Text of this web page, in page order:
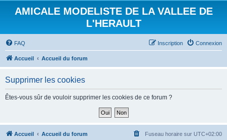
AMICALE MODELISTE DE LA VALLEE DE
L'HERAULT
FAQ Connexion
Inscription
Accueil Accueil du forum
Supprimer les cookies
Êtes-vous sûr de vouloir supprimer les cookies de ce forum ?
Accueil Accueil du forum Fuseau horaire sur UTC+02:00